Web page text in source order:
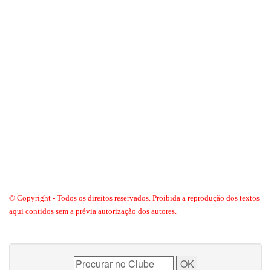
© Copyright - Todos os direitos reservados. Proibida a reprodução dos textos
aqui contidos sem a prévia autorização dos autores.